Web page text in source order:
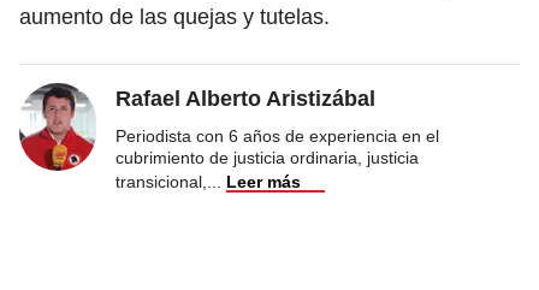
aumento de las quejas y tutelas.
Rafael Alberto Aristizábal
Periodista con 6 años de experiencia en el
cubrimiento de justicia ordinaria, justicia
transicional,
Leer más